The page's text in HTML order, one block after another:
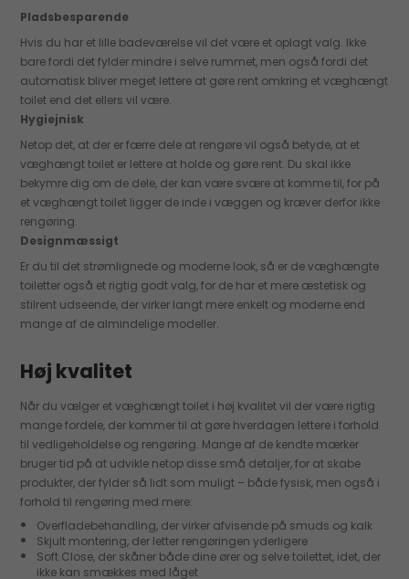
Pladsbesparende
Hvis du har et lille badeværelse vil det være et oplagt valg. Ikke
bare fordi det fylder mindre i selve rummet, men også fordi det
automatisk bliver meget lettere at gøre rent omkring et væghængt
toilet end det ellers vil være.
Hygiejnisk
Netop det, at der er færre dele at rengøre vil også betyde, at et
væghængt toilet er lettere at holde og gøre rent. Du skal ikke
bekymre dig om de dele, der kan være svære at komme til, for på
et væghængt toilet ligger de inde i væggen og kræver derfor ikke
rengøring.
Designmæssigt
Er du til det strømlignede og moderne look, så er de væghængte
toiletter også et rigtig godt valg, for de har et mere æstetisk og
stilrent udseende, der virker langt mere enkelt og moderne end
mange af de almindelige modeller.
Høj kvalitet
Når du vælger et væghængt toilet i høj kvalitet vil der være rigtig
mange fordele, der kommer til at gøre hverdagen lettere i forhold
til vedligeholdelse og rengøring. Mange af de kendte mærker
bruger tid på at udvikle netop disse små detaljer, for at skabe
produkter, der fylder så lidt som muligt – både fysisk, men også i
forhold til rengøring med mere:
Overfladebehandling, der virker afvisende på smuds og kalk
Skjult montering, der letter rengøringen yderligere
Soft Close, der skåner både dine ører og selve toilettet, idet, der
ikke kan smækkes med låget